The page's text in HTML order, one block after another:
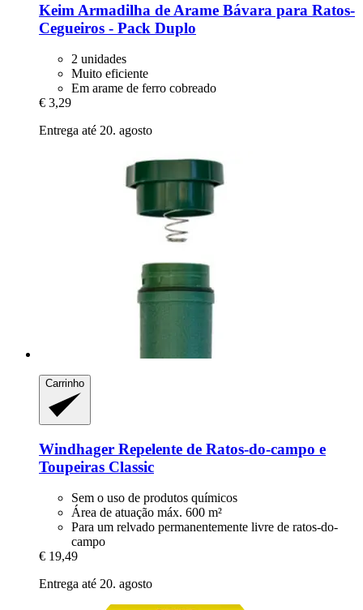
Keim Armadilha de Arame Bávara para Ratos-​
Cegueiros -​ Pack Duplo
2 unidades
Muito eficiente
Em arame de ferro cobreado
€ 3,29
Entrega até 20. agosto
Carrinho
Windhager Repelente de Ratos-​do-​campo e
Toupeiras Classic
Sem o uso de produtos químicos
Área de atuação máx. 600 m²
Para um relvado permanentemente livre de ratos-do-
campo
€ 19,49
Entrega até 20. agosto